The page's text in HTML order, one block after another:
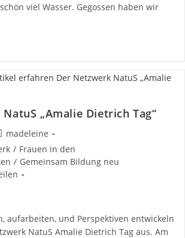
viel Wasser. Gegossen haben wir
„Amalie Dietrich Tag“
madeleine
/ Frauen in den
/ Gemeinsam Bildung neu
aufarbeiten, und Perspektiven entwickeln
NatuS Amalie Dietrich Tag aus. Am